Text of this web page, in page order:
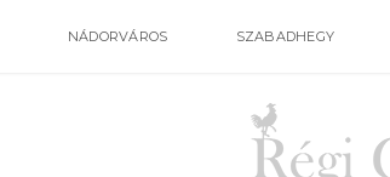
NÁDORVÁROS SZABADHEGY